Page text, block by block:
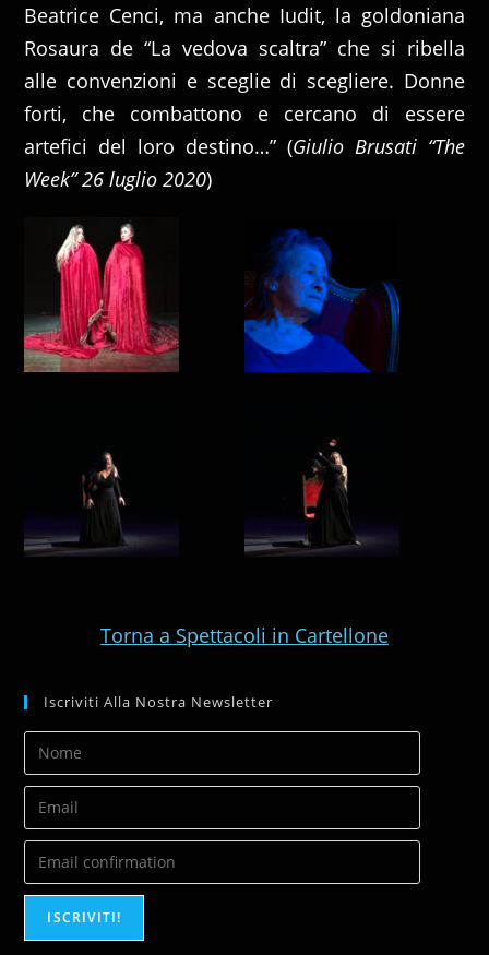
Beatrice Cenci, ma anche Iudit, la goldoniana
Rosaura de “La vedova scaltra” che si ribella
alle convenzioni e sceglie di scegliere. Donne
forti, che combattono e cercano di essere
artefici del loro destino…” (Giulio Brusati “The
Week” 26 luglio 2020)
Torna a Spettacoli in Cartellone
Iscriviti Alla Nostra Newsletter
ISCRIVITI!